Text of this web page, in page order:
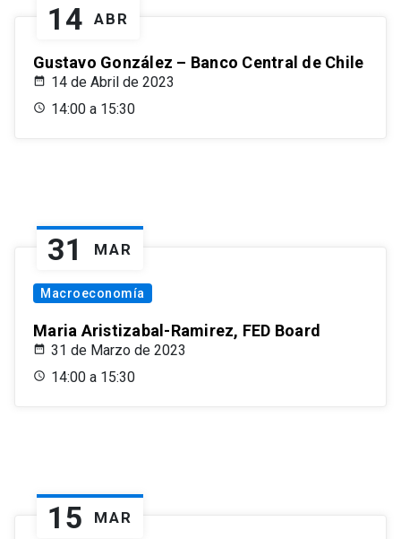
14 ABR
Gustavo González – Banco Central de Chile
14 de Abril de 2023
14:00 a 15:30
31 MAR
Macroeconomía
Maria Aristizabal-Ramirez, FED Board
31 de Marzo de 2023
14:00 a 15:30
15 MAR